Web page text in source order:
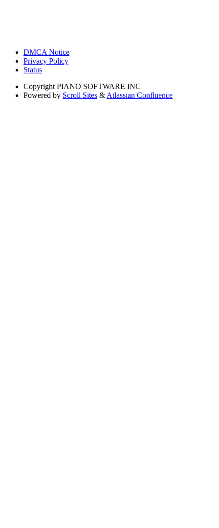
DMCA Notice
Privacy Policy
Status
Copyright PIANO SOFTWARE INC
Powered by Scroll Sites & Atlassian Confluence